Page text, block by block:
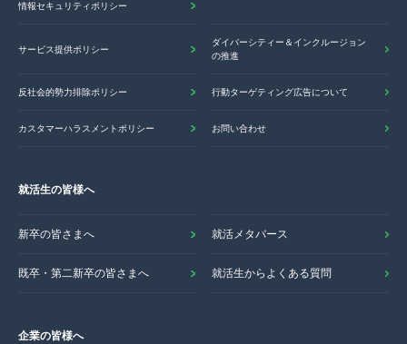
情報セキュリティポリシー
サービス提供ポリシー
ダイバーシティー＆インクルージョン
の推進
反社会的勢力排除ポリシー 行動ターゲティング広告について
カスタマーハラスメントポリシー お問い合わせ
就活生の皆様へ
新卒の皆さまへ 就活メタバース
既卒・第二新卒の皆さまへ 就活生からよくある質問
企業の皆様へ